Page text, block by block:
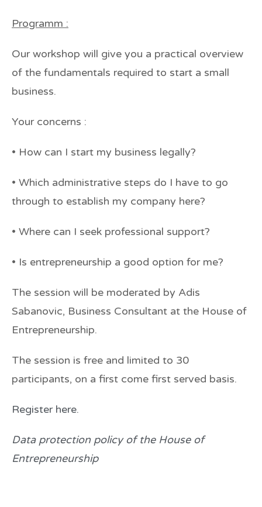
Programm :
Our workshop will give you a practical overview
of the fundamentals required to start a small
business.
Your concerns :
• How can I start my business legally?
• Which administrative steps do I have to go
through to establish my company here?
• Where can I seek professional support?
• Is entrepreneurship a good option for me?
The session will be moderated by Adis
Sabanovic, Business Consultant at the House of
Entrepreneurship.
The session is free and limited to 30
participants, on a first come first served basis.
Register here.
Data protection policy of the House of
Entrepreneurship